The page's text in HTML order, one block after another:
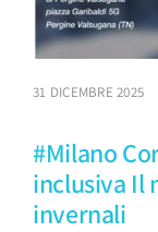
#Milano
inclusiva Il
invernali
31 DICEMBRE 2025